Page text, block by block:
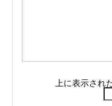
上に表示され